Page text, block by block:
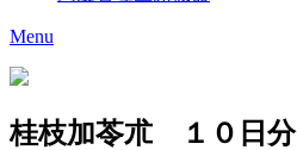
Menu
桂枝加苓朮 １０日分